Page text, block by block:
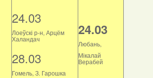
24.03
Лоеўскі р-н, Арцём
Халандач
28.03
Гомель, З. Гарошка
24.03
Любань,
Мікалай
Верабей